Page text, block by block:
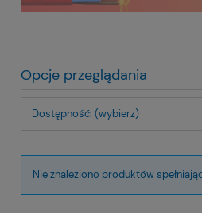
Opcje przeglądania
Dostępność: (wybierz)
Nie znaleziono produktów